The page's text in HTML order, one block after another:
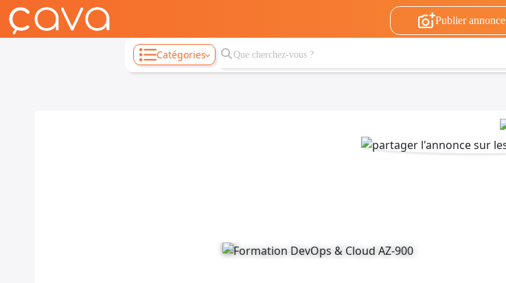
Publier annonce
Catégories